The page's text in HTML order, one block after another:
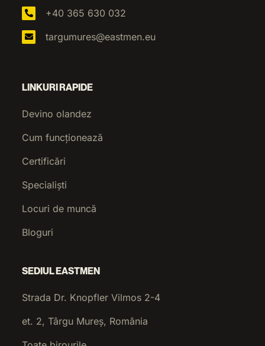
+40 365 630 032
targumures@eastmen.eu
LINKURI RAPIDE
Devino olandez
Cum funcționează
Certificări
Specialiști
Locuri de muncă
Bloguri
SEDIUL EASTMEN
Strada Dr. Knopfler Vilmos 2-4
et. 2, Târgu Mureș, România